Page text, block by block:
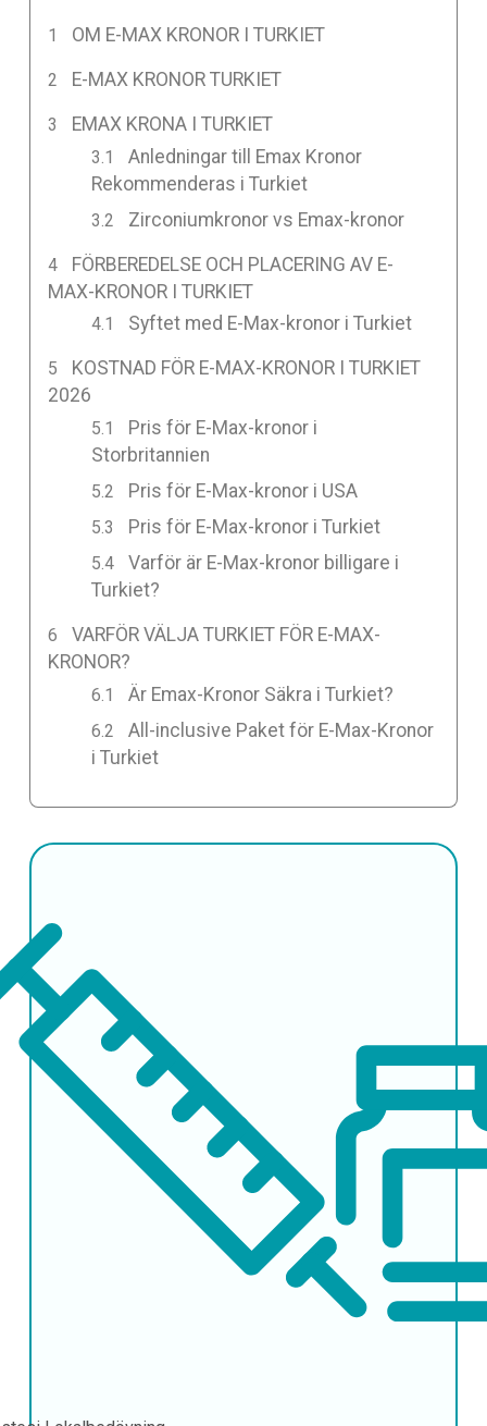
OM E-MAX KRONOR I TURKIET
E-MAX KRONOR TURKIET
EMAX KRONA I TURKIET
Anledningar till Emax Kronor
Rekommenderas i Turkiet
Zirconiumkronor vs Emax-kronor
FÖRBEREDELSE OCH PLACERING AV E-
MAX-KRONOR I TURKIET
Syftet med E-Max-kronor i Turkiet
KOSTNAD FÖR E-MAX-KRONOR I TURKIET
2026
Pris för E-Max-kronor i
Storbritannien
Pris för E-Max-kronor i USA
Pris för E-Max-kronor i Turkiet
Varför är E-Max-kronor billigare i
Turkiet?
VARFÖR VÄLJA TURKIET FÖR E-MAX-
KRONOR?
Är Emax-Kronor Säkra i Turkiet?
All-inclusive Paket för E-Max-Kronor
i Turkiet